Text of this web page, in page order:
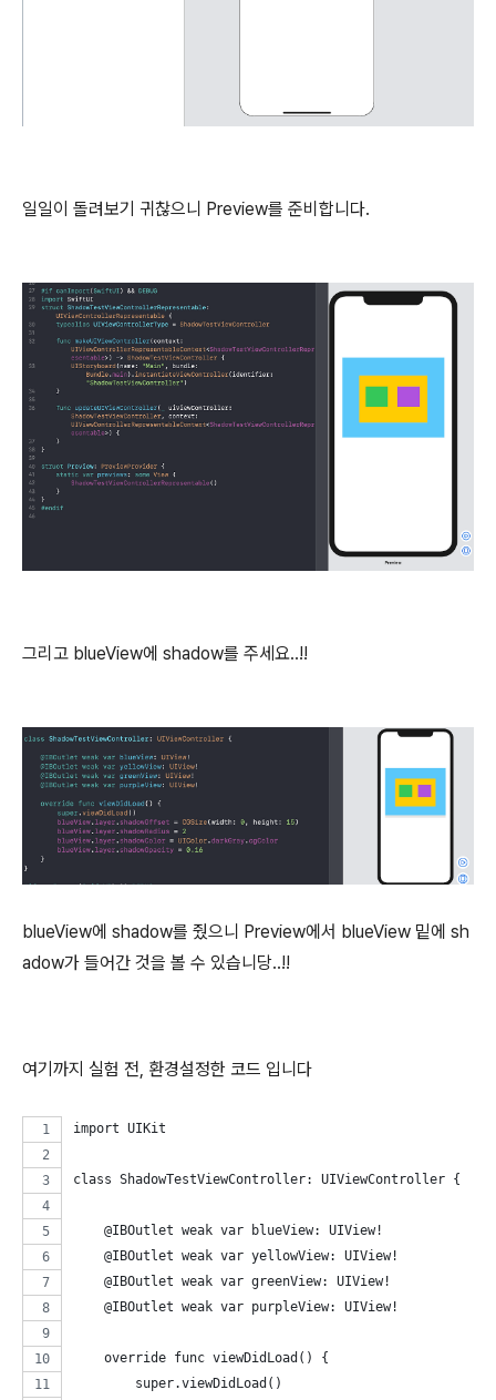
일일이 돌려보기 귀찮으니 Preview를 준비합니다.
그리고 blueView에 shadow를 주세요..!!
blueView에 shadow를 줬으니 Preview에서 blueView 밑에 sh
adow가 들어간 것을 볼 수 있습니당..!!
여기까지 실험 전, 환경설정한 코드 입니다
import UIKit
class ShadowTestViewController: UIViewController {
    @IBOutlet weak var blueView: UIView!
    @IBOutlet weak var yellowView: UIView!
    @IBOutlet weak var greenView: UIView!
    @IBOutlet weak var purpleView: UIView!
    override func viewDidLoad() {
        super.viewDidLoad()